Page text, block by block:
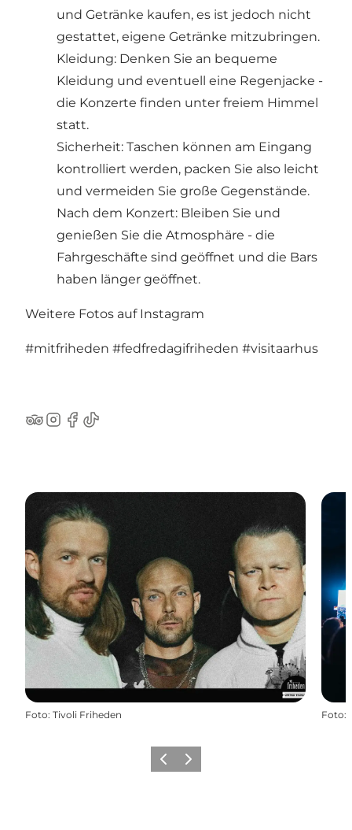
und Getränke kaufen, es ist jedoch nicht
gestattet, eigene Getränke mitzubringen.
Kleidung: Denken Sie an bequeme
Kleidung und eventuell eine Regenjacke -
die Konzerte finden unter freiem Himmel
statt.
Sicherheit: Taschen können am Eingang
kontrolliert werden, packen Sie also leicht
und vermeiden Sie große Gegenstände.
Nach dem Konzert: Bleiben Sie und
genießen Sie die Atmosphäre - die
Fahrgeschäfte sind geöffnet und die Bars
haben länger geöffnet.
Weitere Fotos auf Instagram
#mitfriheden #fedfredagifriheden #visitaarhus
TripAdvisor
Instagram
Facebook
TikTok
Foto: Tivoli Friheden Foto:
ZurückWeiter